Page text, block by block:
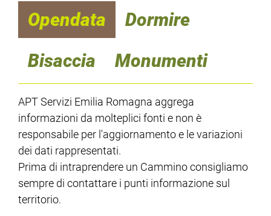
Opendata
Dormire
Bisaccia
Monumenti
APT Servizi Emilia Romagna aggrega
informazioni da molteplici fonti e non è
responsabile per l'aggiornamento e le variazioni
dei dati rappresentati.
Prima di intraprendere un Cammino consigliamo
sempre di contattare i punti informazione sul
territorio.